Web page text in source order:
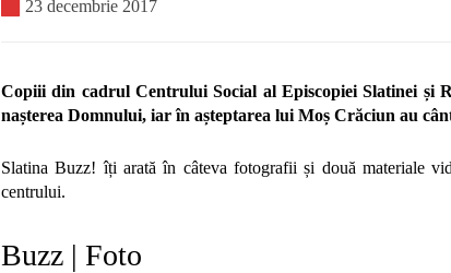
23 decembrie 2017
Copiii din cadrul Centrului Social al Episcopiei Slatinei și
nașterea Domnului, iar în așteptarea lui Moș Crăciun au
Slatina Buzz! îți arată în câteva fotografii și două materiale
centrului.
Buzz | Foto